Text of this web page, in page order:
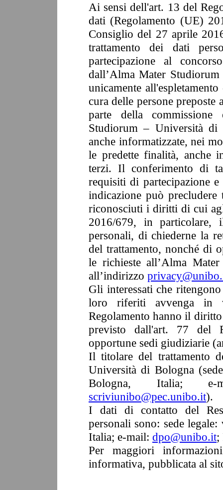
Ai sensi dell'art. 13 del
dati (Regolamento (UE)
Consiglio del 27 aprile
trattamento dei dati
partecipazione al
dall’Alma Mater
unicamente
cura delle persone preposte
parte della commissione
Studiorum – Università
anche informatizzate, nei
le predette finalità, anche
terzi. Il conferimento di
requisiti di partecipazione
indicazione può
riconosciuti i diritti di cui
2016/679, in
personali, di chiederne la
del trattamento, nonché di
le richieste all’Alma
all’indirizzo
Gli interessati che
loro riferiti avvenga in
Regolamento hanno il
previsto dall'art. 77 del
opportune sedi giudiziarie
Il titolare del trattamento
Università di Bologna
Bologna, Italia;
scriviunibo@pec.unibo.it).
I dati di contatto del
personali sono: sede
Italia; e-mail: dpo@unibo.it;
Per maggiori
informativa, pubblicata al